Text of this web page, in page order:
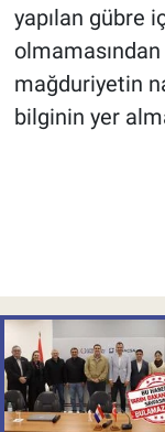
yapılan gübre
olmamasından
mağduriyetin
bilginin yer